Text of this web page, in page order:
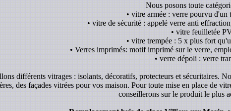
Nous posons toute
• vitre armée : verre pourvu d'un
• vitre de sécurité : appelé verre anti
• vitre feuilletée
• vitre trempée : 5 x plus fort
• Verres imprimés: motif imprimé sur le verre,
• verre dépoli : verre
différents vitrages : isolants, décoratifs, protecteurs et sécuritaires.
des façades vitrées pour vos maison. Pour toute mise en place de
conseillerons sur le produit le plus